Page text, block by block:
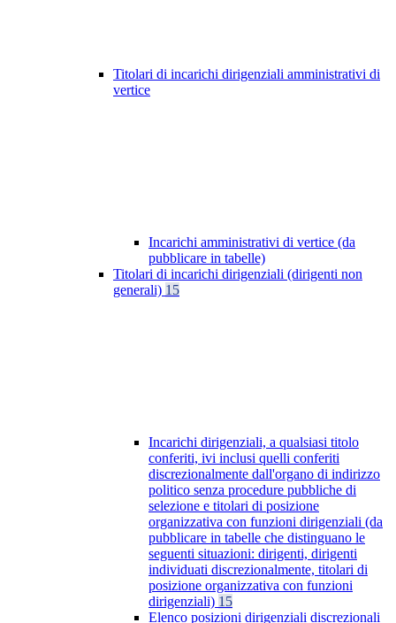
Titolari di incarichi dirigenziali amministrativi di
vertice
Incarichi amministrativi di vertice (da
pubblicare in tabelle)
Titolari di incarichi dirigenziali (dirigenti non
generali) 15
Incarichi dirigenziali, a qualsiasi titolo
conferiti, ivi inclusi quelli conferiti
discrezionalmente dall'organo di indirizzo
politico senza procedure pubbliche di
selezione e titolari di posizione
organizzativa con funzioni dirigenziali (da
pubblicare in tabelle che distinguano le
seguenti situazioni: dirigenti, dirigenti
individuati discrezionalmente, titolari di
posizione organizzativa con funzioni
dirigenziali) 15
Elenco posizioni dirigenziali discrezionali